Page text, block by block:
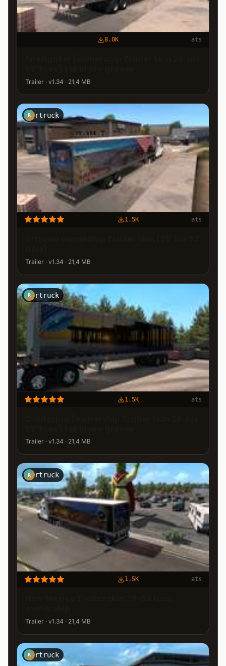
8.0K ats
Trailer · v1.34 · 21,4 MB
R rtruck
1.5K ats
Trailer · v1.34 · 21,4 MB
R rtruck
1.5K ats
Trailer · v1.34 · 21,4 MB
R rtruck
1.5K ats
Trailer · v1.34 · 21,4 MB
R rtruck